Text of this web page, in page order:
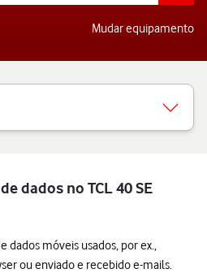
Mudar equipamento
dados no TCL 40 SE
dados móveis usados, por ex.,
ou enviado e recebido e-mails.